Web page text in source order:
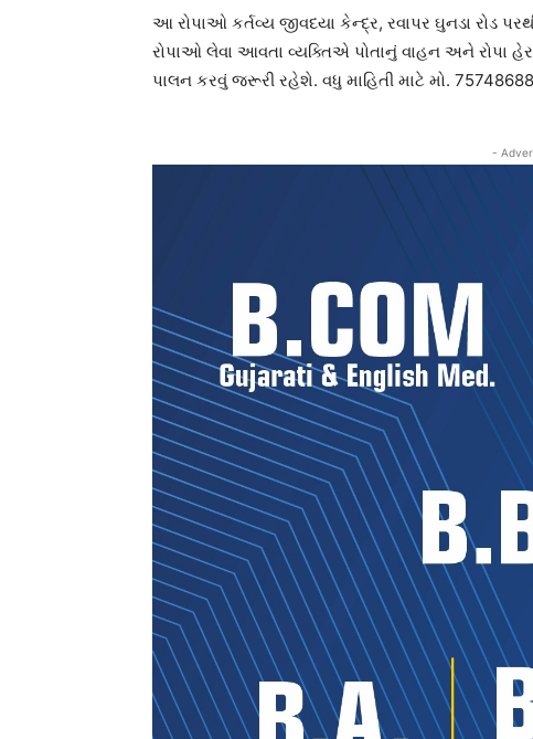
આ રોપાઓ કર્તવ્ય જીવદયા કેન્દ્ર, રવાપર ઘુનડા રોડ
રોપાઓ લેવા આવતા વ્યક્તિએ પોતાનું વાહન અને રોપા
પાલન કરવું જરૂરી રહેશે. વધુ માહિતી માટે મો.
-